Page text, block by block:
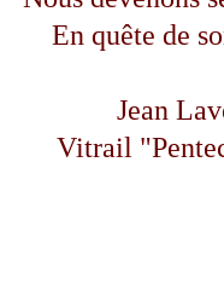
En quête de
Jean
Vitrail